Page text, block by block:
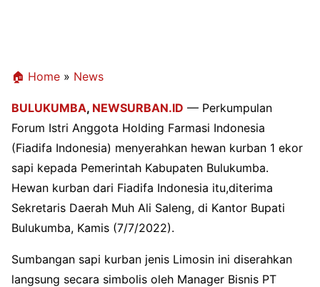
🏠 Home » News
BULUKUMBA, NEWSURBAN.ID — Perkumpulan
Forum Istri Anggota Holding Farmasi Indonesia
(Fiadifa Indonesia) menyerahkan hewan kurban 1 ekor
sapi kepada Pemerintah Kabupaten Bulukumba.
Hewan kurban dari Fiadifa Indonesia itu,diterima
Sekretaris Daerah Muh Ali Saleng, di Kantor Bupati
Bulukumba, Kamis (7/7/2022).
Sumbangan sapi kurban jenis Limosin ini diserahkan
langsung secara simbolis oleh Manager Bisnis PT